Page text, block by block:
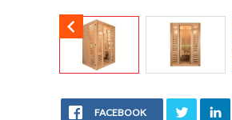

FACEBOOK